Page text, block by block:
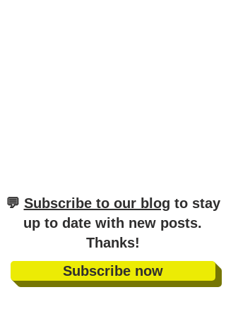
​💬 Subscribe to our blog to stay
up to date with new posts.
Thanks!
Subscribe now